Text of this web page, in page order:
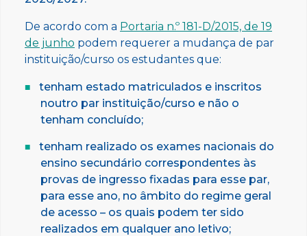
De acordo com a Portaria n.º 181-D/2015, de 19
de junho podem requerer a mudança de par
instituição/curso os estudantes que:
tenham estado matriculados e inscritos
noutro par instituição/curso e não o
tenham concluído;
tenham realizado os exames nacionais do
ensino secundário correspondentes às
provas de ingresso fixadas para esse par,
para esse ano, no âmbito do regime geral
de acesso – os quais podem ter sido
realizados em qualquer ano letivo;